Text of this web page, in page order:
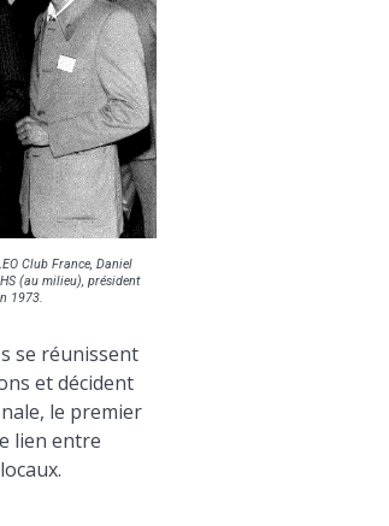
Club France, Daniel
(au milieu), président
1973.
se réunissent
et décident
le premier
lien entre